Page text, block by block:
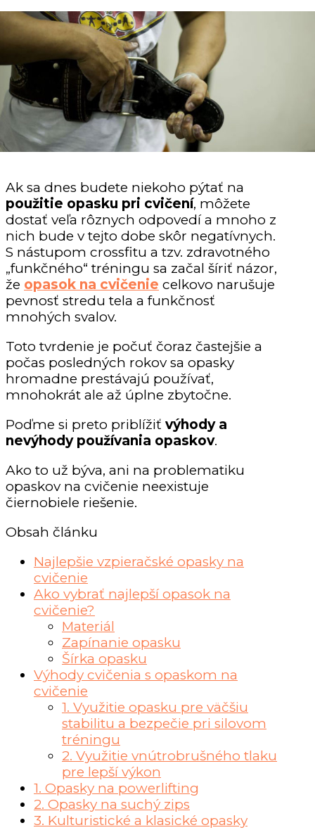
Ak sa dnes budete niekoho pýtať na
použitie opasku pri cvičení, môžete
dostať veľa rôznych odpovedí a mnoho z
nich bude v tejto dobe skôr negatívnych.
S nástupom crossfitu a tzv. zdravotného
„funkčného“ tréningu sa začal šíriť názor,
že opasok na cvičenie celkovo narušuje
pevnosť stredu tela a funkčnosť
mnohých svalov.
Toto tvrdenie je počuť čoraz častejšie a
počas posledných rokov sa opasky
hromadne prestávajú používať,
mnohokrát ale až úplne zbytočne.
Poďme si preto priblížiť výhody a
nevýhody používania opaskov.
Ako to už býva, ani na problematiku
opaskov na cvičenie neexistuje
čiernobiele riešenie.
Obsah článku
Najlepšie vzpieračské opasky na
cvičenie
Ako vybrať najlepší opasok na
cvičenie?
Materiál
Zapínanie opasku
Šírka opasku
Výhody cvičenia s opaskom na
cvičenie
1. Využitie opasku pre väčšiu
stabilitu a bezpečie pri silovom
tréningu
2. Využitie vnútrobrušného tlaku
pre lepší výkon
1. Opasky na powerlifting
2. Opasky na suchý zips
3. Kulturistické a klasické opasky